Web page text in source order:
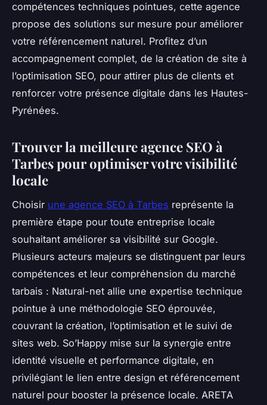
compétences techniques pointues, cette agence
propose des solutions sur mesure pour améliorer
votre référencement naturel. Profitez d’un
accompagnement complet, de la création de site à
l’optimisation SEO, pour attirer plus de clients et
renforcer votre présence digitale dans les Hautes-
Pyrénées.
Trouver la meilleure agence SEO à
Tarbes pour optimiser votre visibilité
locale
Choisir une agence SEO à Tarbes représente la
première étape pour toute entreprise locale
souhaitant améliorer sa visibilité sur Google.
Plusieurs acteurs majeurs se distinguent par leurs
compétences et leur compréhension du marché
tarbais : Natural-net allie une expertise technique
pointue à une méthodologie SEO éprouvée,
couvrant la création, l’optimisation et le suivi de
sites web. So’Happy mise sur la synergie entre
identité visuelle et performance digitale, en
privilégiant le lien entre design et référencement
naturel pour booster la présence locale. ARETA